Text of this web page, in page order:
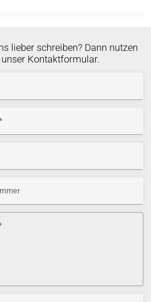
lieber schreiben? Dann nutzen
unser Kontaktformular.